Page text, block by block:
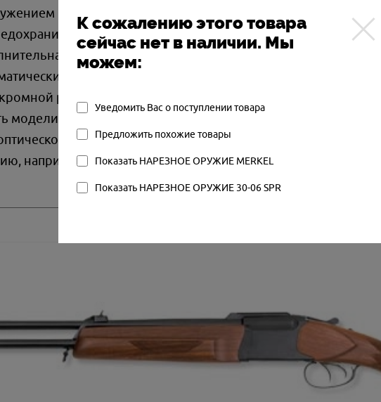
1/2 пристрелян в том числе и стальной дробью. В3
оружие взводится непосредственно перед
степень безопасности: при переламывании
снимаются с боевого взвода. Колодка из
рантовой гравировкой. Комбинация калибров
модели: она подойдёт для охот и на пернатую дичь, а с
прицела гарантирует точный прицельный
например, по копытным и кабану.
К сожалению этого товара
сейчас нет в наличии. Мы
можем:
Уведомить Вас о поступлении товара
Предложить похожие товары
Показать НАРЕЗНОЕ ОРУЖИЕ MERKEL
Показать НАРЕЗНОЕ ОРУЖИЕ 30-06 SPR